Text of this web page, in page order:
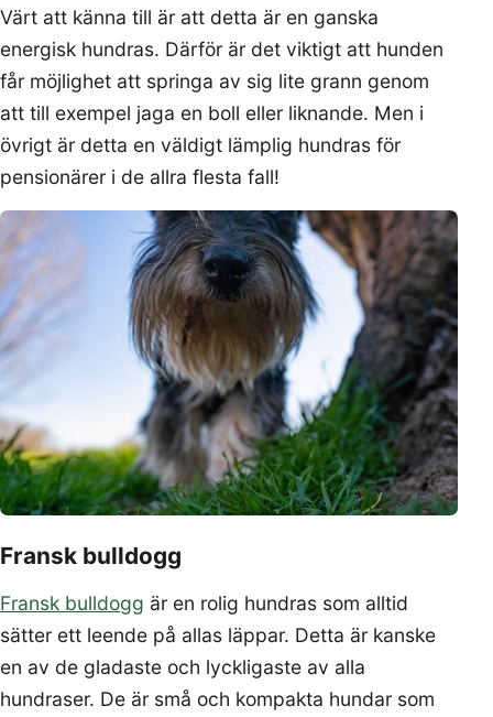
Värt att känna till är att detta är en ganska
energisk hundras. Därför är det viktigt att hunden
får möjlighet att springa av sig lite grann genom
att till exempel jaga en boll eller liknande. Men i
övrigt är detta en väldigt lämplig hundras för
pensionärer i de allra flesta fall!
Fransk bulldogg
Fransk bulldogg är en rolig hundras som alltid
sätter ett leende på allas läppar. Detta är kanske
en av de gladaste och lyckligaste av alla
hundraser. De är små och kompakta hundar som